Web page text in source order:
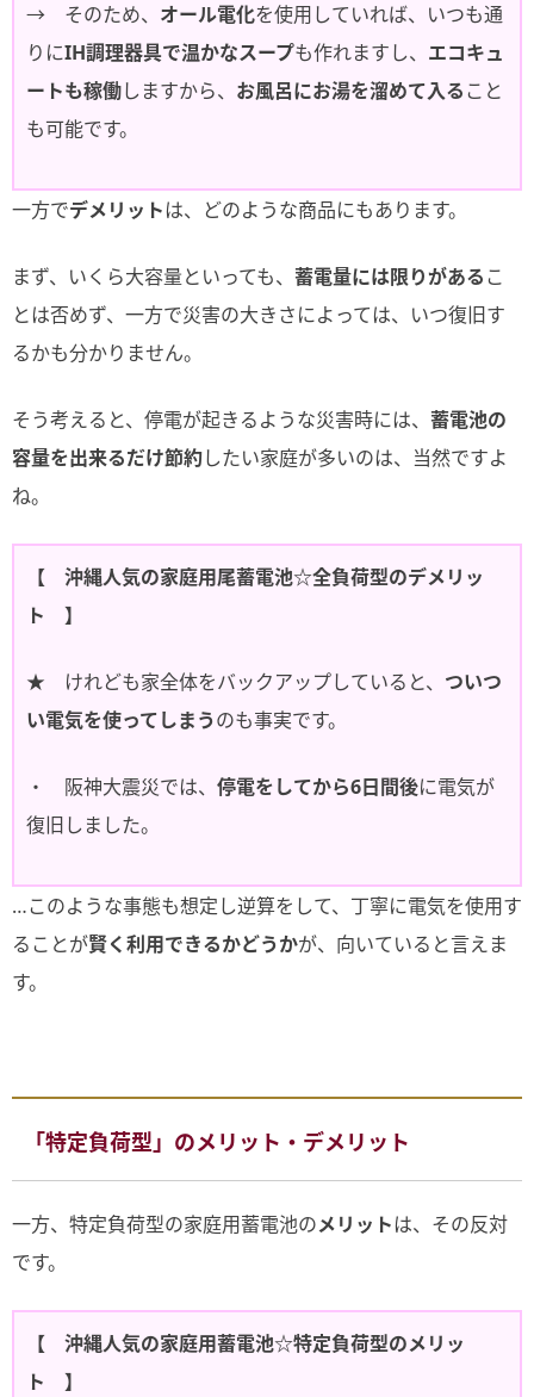
→ そのため、 オール電化を使用していれば、いつも通
りにIH調理器具で温かなスープも作れますし、 エコキュ
ートも稼働しますから、 お風呂にお湯を溜めて入ること
も可能です。
一方でデメリットは、どのような商品にもあります。
まず、いくら大容量といっても、 蓄電量には限りがあるこ
とは否めず、一方で災害の大きさによっては、いつ復旧す
るかも分かりません。
そう考えると、停電が起きるような災害時には、 蓄電池の
容量を出来るだけ節約したい家庭が多いのは、当然ですよ
ね。
【 沖縄人気の家庭用尾蓄電池☆全負荷型のデメリッ
ト 】
★ けれども家全体をバックアップしていると、 ついつ
い電気を使ってしまうのも事実です。
・ 阪神大震災では、 停電をしてから6日間後に電気が
復旧しました。
…このような事態も想定し逆算をして、丁寧に電気を使用す
ることが賢く利用できるかどうかが、向いていると言えま
す。
「特定負荷型」のメリット・デメリット
一方、特定負荷型の家庭用蓄電池のメリットは、その反対
です。
【 沖縄人気の家庭用蓄電池☆特定負荷型のメリッ
ト 】